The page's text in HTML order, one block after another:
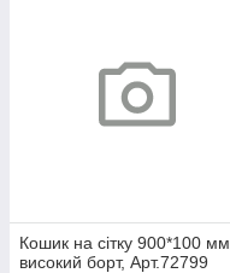
Кошик на сітку 900*100 мм
високий борт, Арт.72799